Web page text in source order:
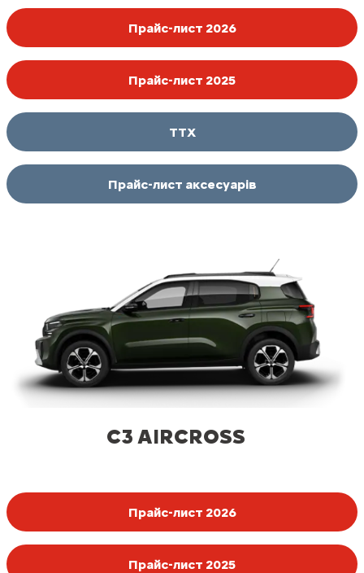
Прайс-лист 2026
Прайс-лист 2025
ТТХ
Прайс-лист аксесуарів
C3 AIRCROSS
Прайс-лист 2026
Прайс-лист 2025